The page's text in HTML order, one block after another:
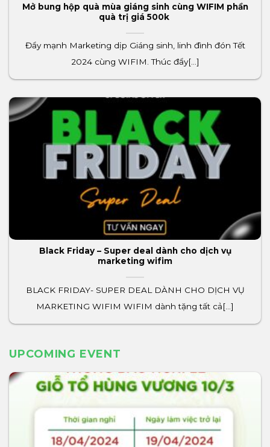
Mở bung hộp quà mùa giáng sinh cùng WIFIM phần
quà trị giá 500k
Đẩy mạnh Marketing dịp Giáng sinh, linh đình đón Tết
2024 cùng WIFIM. Thúc đẩy[...]
Black Friday – Super deal dành cho dịch vụ
marketing wifim
BLACK FRIDAY- SUPER DEAL DÀNH CHO DỊCH VỤ
MARKETING WIFIM WIFIM dành tặng tất cả[...]
UPCOMING EVENT